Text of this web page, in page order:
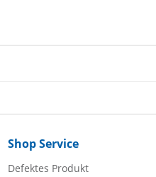
Shop Service
Defektes Produkt